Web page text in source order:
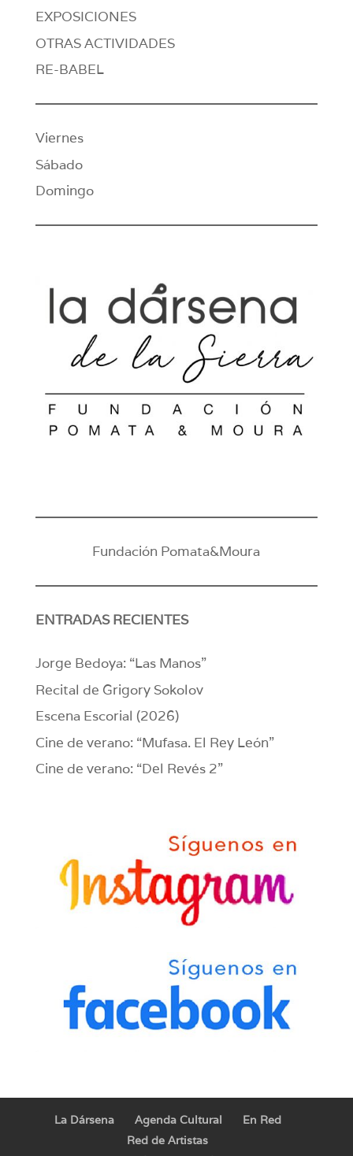
EXPOSICIONES
OTRAS ACTIVIDADES
RE-BABEL
Viernes
Sábado
Domingo
Fundación Pomata&Moura
ENTRADAS RECIENTES
Jorge Bedoya: “Las Manos”
Recital de Grigory Sokolov
Escena Escorial (2026)
Cine de verano: “Mufasa. El Rey León”
Cine de verano: “Del Revés 2”
La Dársena Agenda Cultural
En Red
Red de Artistas